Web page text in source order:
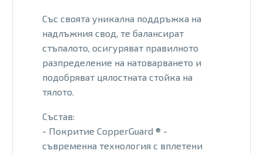
Със своята уникална поддръжка на
надлъжния свод, те балансират
стъпалото, осигуряват правилното
разпределение на натоварването и
подобряват цялостната стойка на
тялото.
Състав:
- Покритие CopperGuard ® -
съвременна технология с вплетени